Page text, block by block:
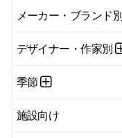
メーカー・ブランド別
デザイナー・作家別
季節
施設向け